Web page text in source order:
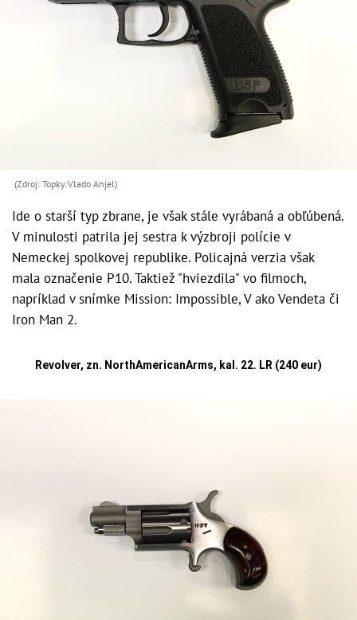
(Zdroj: Topky:Vlado Anjel)
Ide o starší typ zbrane, je však stále vyrábaná a obľúbená.
V minulosti patrila jej sestra k výzbroji polície v
Nemeckej spolkovej republike. Policajná verzia však
mala označenie P10. Taktiež "hviezdila" vo filmoch,
napríklad v snímke Mission: Impossible, V ako Vendeta či
Iron Man 2.
Revolver, zn. NorthAmericanArms, kal. 22. LR (240 eur)